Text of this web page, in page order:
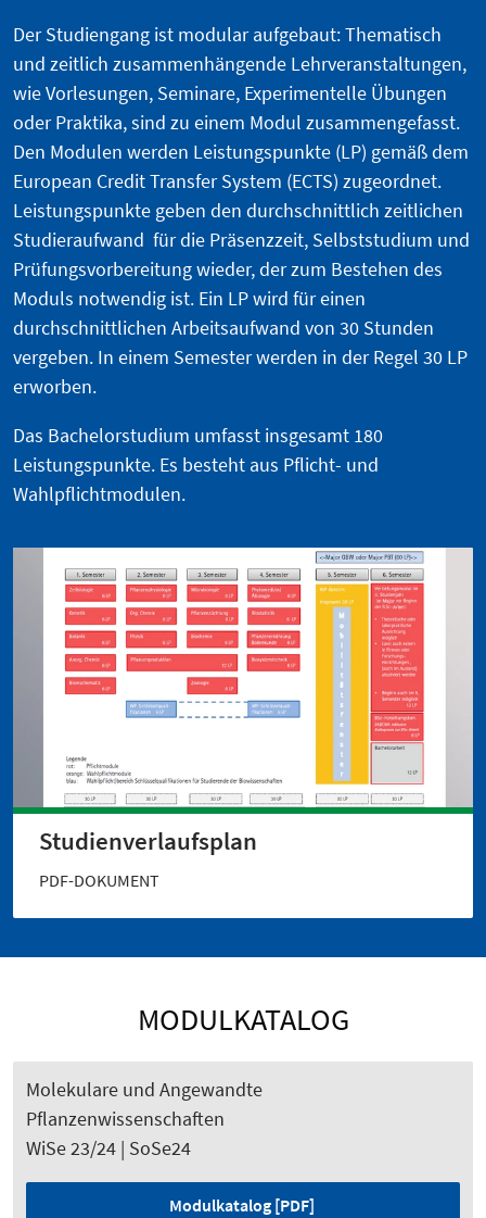
Der Studiengang ist modular aufgebaut: Thematisch
und zeitlich zusammenhängende Lehrveranstaltungen,
wie Vorlesungen, Seminare, Experimentelle Übungen
oder Praktika, sind zu einem Modul zusammengefasst.
Den Modulen werden Leistungspunkte (LP) gemäß dem
European Credit Transfer System (ECTS) zugeordnet.
Leistungspunkte geben den durchschnittlich zeitlichen
Studieraufwand für die Präsenzzeit, Selbststudium und
Prüfungsvorbereitung wieder, der zum Bestehen des
Moduls notwendig ist. Ein LP wird für einen
durchschnittlichen Arbeitsaufwand von 30 Stunden
vergeben. In einem Semester werden in der Regel 30 LP
erworben.
Das Bachelorstudium umfasst insgesamt 180
Leistungspunkte. Es besteht aus Pflicht- und
Wahlpflichtmodulen.
Studienverlaufsplan
PDF-DOKUMENT
MODULKATALOG
Molekulare und Angewandte
Pflanzenwissenschaften
WiSe 23/24 | SoSe24
Modulkatalog [PDF]